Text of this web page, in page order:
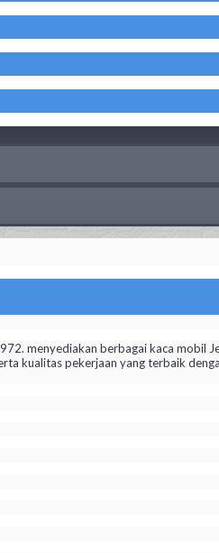
menyediakan berbagai kaca mobil
kualitas pekerjaan yang terbaik